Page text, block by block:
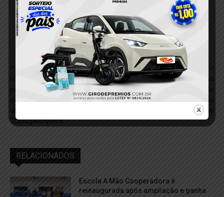
Homem com mandado de
prisão por violência
doméstica é preso durante
Transgarimpeira
VÍDEO; Reforma e ampliação
do Hospital Municipal de
Rurópolis entram na fase
final
RELACIONADOS
Escola A Mão Cooperadora é
reinaugurada após ampliação e ganha